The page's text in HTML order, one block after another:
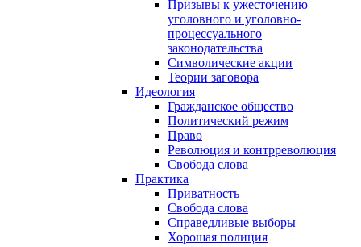
Призывы к ужесточению
уголовного и уголовно-
процессуального
законодательства
Символические акции
Теории заговора
Идеология
Гражданское общество
Политический режим
Право
Революция и контрреволюция
Свобода слова
Практика
Приватность
Свобода слова
Справедливые выборы
Хорошая полиция